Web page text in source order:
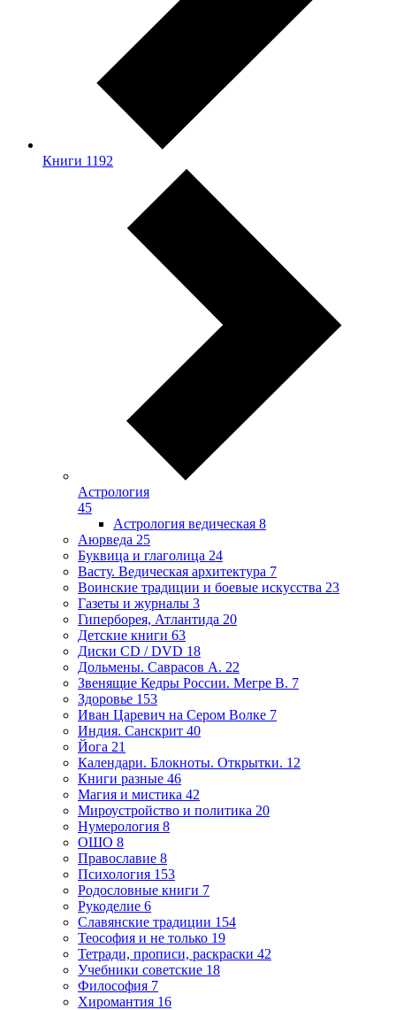
Книги 1192
Астрология
45
Астрология ведическая 8
Аюрведа 25
Буквица и глаголица 24
Васту. Ведическая архитектура 7
Воинские традиции и боевые искусства 23
Газеты и журналы 3
Гиперборея, Атлантида 20
Детские книги 63
Диски CD / DVD 18
Дольмены. Саврасов А. 22
Звенящие Кедры России. Мегре В. 7
Здоровье 153
Иван Царевич на Сером Волке 7
Индия. Санскрит 40
Йога 21
Календари. Блокноты. Открытки. 12
Книги разные 46
Магия и мистика 42
Мироустройство и политика 20
Нумерология 8
ОШО 8
Православие 8
Психология 153
Родословные книги 7
Рукоделие 6
Славянские традиции 154
Теософия и не только 19
Тетради, прописи, раскраски 42
Учебники советские 18
Философия 7
Хиромантия 16